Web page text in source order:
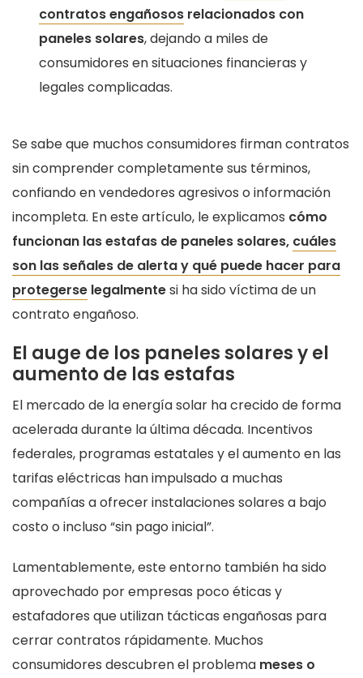
contratos engañosos relacionados con
paneles solares, dejando a miles de
consumidores en situaciones financieras y
legales complicadas.
Se sabe que muchos consumidores firman contratos
sin comprender completamente sus términos,
confiando en vendedores agresivos o información
incompleta. En este artículo, le explicamos cómo
funcionan las estafas de paneles solares, cuáles
son las señales de alerta y qué puede hacer para
protegerse legalmentesi ha sido víctima de un
contrato engañoso.
El auge de los paneles solares y el
aumento de las estafas
El mercado de la energía solar ha crecido de forma
acelerada durante la última década. Incentivos
federales, programas estatales y el aumento en las
tarifas eléctricas han impulsado a muchas
compañías a ofrecer instalaciones solares a bajo
costo o incluso “sin pago inicial”.
Lamentablemente, este entorno también ha sido
aprovechado por empresas poco éticas y
estafadores que utilizan tácticas engañosas para
cerrar contratos rápidamente. Muchos
consumidores descubren el problema meses o